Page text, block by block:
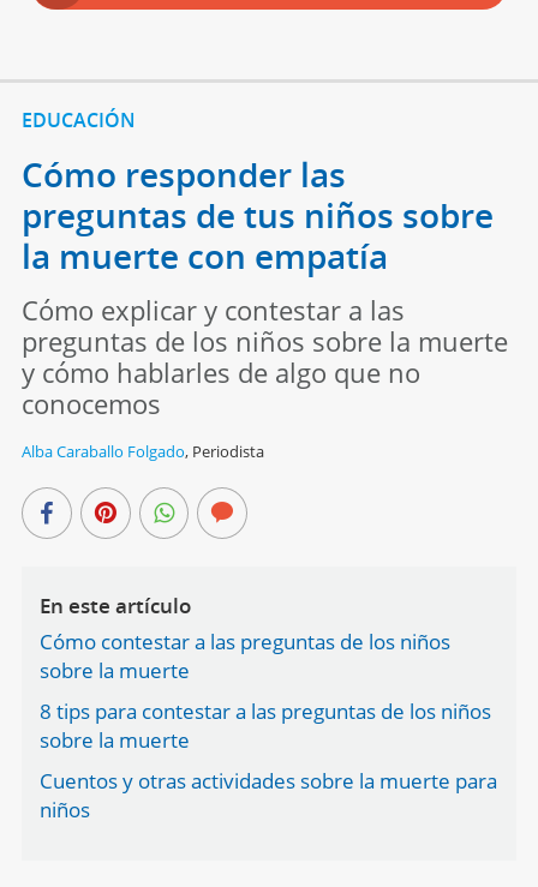
EDUCACIÓN
Cómo responder las
preguntas de tus niños sobre
la muerte con empatía
Cómo explicar y contestar a las
preguntas de los niños sobre la muerte
y cómo hablarles de algo que no
conocemos
Alba Caraballo Folgado, Periodista
En este artículo
Cómo contestar a las preguntas de los niños
sobre la muerte
8 tips para contestar a las preguntas de los niños
sobre la muerte
Cuentos y otras actividades sobre la muerte para
niños